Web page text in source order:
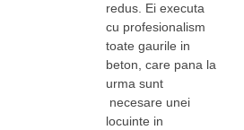
redus. Ei executa
cu profesionalism
toate gaurile in
beton, care pana la
urma sunt
necesare unei
locuinte in